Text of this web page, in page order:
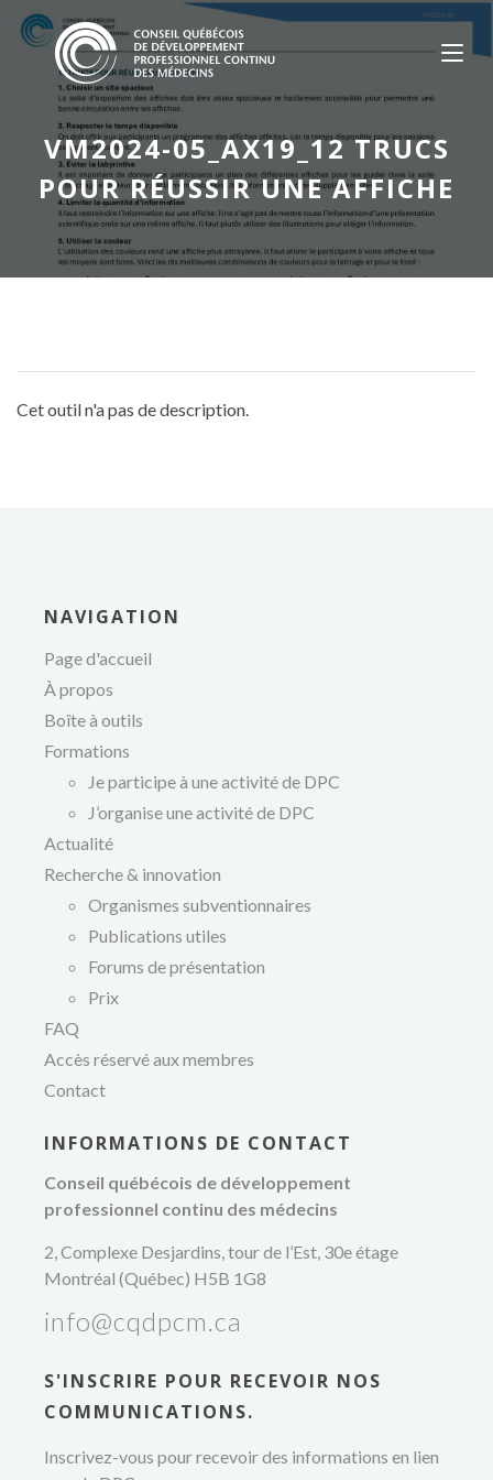
Skip
québécois
de
VM2024-05_AX19_12 TRUCS
POUR RÉUSSIR UNE AFFICHE
Cet outil n'a pas de description.
NAVIGATION
Page d'accueil
À propos
Boîte à outils
Formations
Je participe à une activité de DPC
J’organise une activité de DPC
Actualité
Recherche & innovation
Organismes subventionnaires
Publications utiles
Forums de présentation
Prix
FAQ
Accès réservé aux membres
Contact
INFORMATIONS DE CONTACT
Conseil québécois de développement
professionnel continu des médecins
2, Complexe Desjardins, tour de l’Est, 30e étage
Montréal (Québec) H5B 1G8
info@cqdpcm.ca
S'INSCRIRE POUR RECEVOIR NOS
COMMUNICATIONS.
Inscrivez-vous pour recevoir des informations en lien